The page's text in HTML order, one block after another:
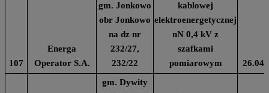
107
Energa
Operator S.A.
gm. Jonkowo
obr Jonkowo
na dz nr
232/27,
232/22
kablowej
elektroenergetycznej
nN 0,4 kV z
szafkami
pomiarowym
gm. Dywity